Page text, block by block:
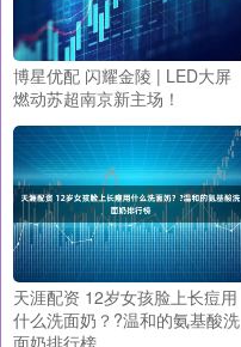
博星优配 闪耀金陵 | LED大屏
燃动苏超南京新主场！
天涯配资 12岁女孩脸上长痘用
什么洗面奶？?温和的氨基酸洗